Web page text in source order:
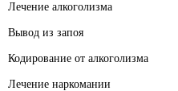
Лечение алкоголизма
Вывод из запоя
Кодирование от алкоголизма
Лечение наркомании